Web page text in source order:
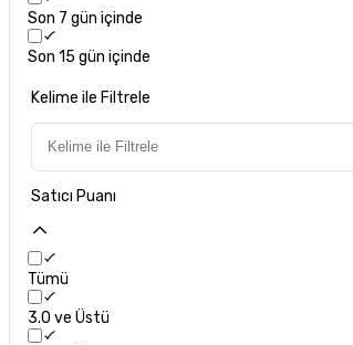
Son 7 gün içinde
Son 15 gün içinde
Kelime ile Filtrele
Satıcı Puanı
Tümü
3.0 ve Üstü